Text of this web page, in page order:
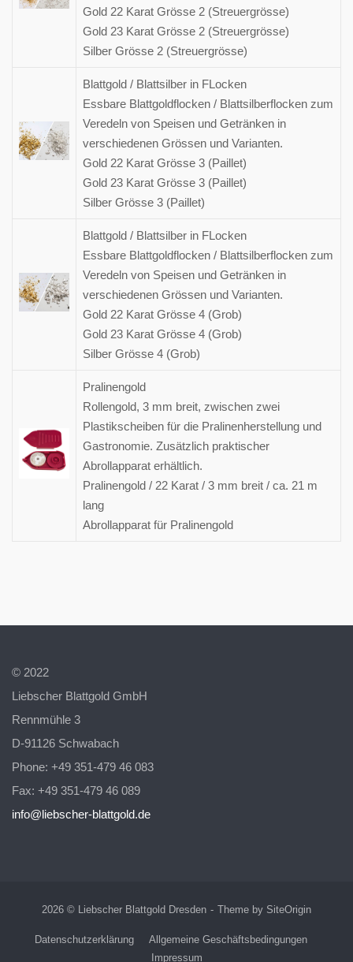
Gold 22 Karat Grösse 2 (Streuergrösse)
Gold 23 Karat Grösse 2 (Streuergrösse)
Silber Grösse 2 (Streuergrösse)
Blattgold / Blattsilber in FLocken
Essbare Blattgoldflocken / Blattsilberflocken zum
Veredeln von Speisen und Getränken in
verschiedenen Grössen und Varianten.
Gold 22 Karat Grösse 3 (Paillet)
Gold 23 Karat Grösse 3 (Paillet)
Silber Grösse 3 (Paillet)
Blattgold / Blattsilber in FLocken
Essbare Blattgoldflocken / Blattsilberflocken zum
Veredeln von Speisen und Getränken in
verschiedenen Grössen und Varianten.
Gold 22 Karat Grösse 4 (Grob)
Gold 23 Karat Grösse 4 (Grob)
Silber Grösse 4 (Grob)
Pralinengold
Rollengold, 3 mm breit, zwischen zwei
Plastikscheiben für die Pralinenherstellung und
Gastronomie. Zusätzlich praktischer
Abrollapparat erhältlich.
Pralinengold / 22 Karat / 3 mm breit / ca. 21 m
lang
Abrollapparat für Pralinengold
© 2022
Liebscher Blattgold GmbH
Rennmühle 3
D-91126 Schwabach
Phone: +49 351-479 46 083
Fax: +49 351-479 46 089
info@liebscher-blattgold.de
2026 © Liebscher Blattgold Dresden Theme by SiteOrigin
Datenschutzerklärung
Allgemeine Geschäftsbedingungen
Impressum